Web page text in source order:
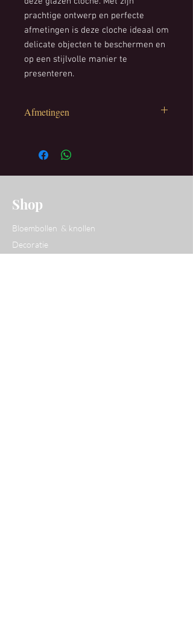
prachtige ontwerp en perfecte
afmetingen is deze cloche ideaal om
delicate objecten te beschermen en
op een stijlvolle manier te
presenteren.
Afmetingen
Diameter: 17 cm
Shop
Bloembollen & knollen
Decoratie